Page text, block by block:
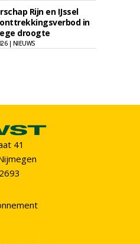
Rijn en IJssel
in
droogte
| NIEUWS
41